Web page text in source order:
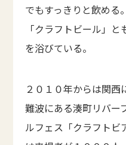
でもすっきりと飲める
「クラフトビール」
を浴びている。
２０１０年からは関西
難波にある湊町リバー
ルフェス「クラフトビ